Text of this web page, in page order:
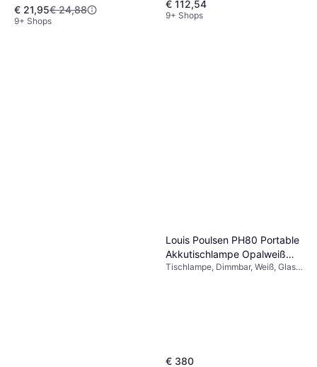
€ 21,95€ 24,88
9+ Shops
Ein-/Ausschalter, LED-
Beleuchtung, Schwarz, Metall, IP-
€ 112,54
9+ Shops
Louis Poulsen PH80 Portable
Akkutischlampe Opalweiß
IP44 Tischlampe
Tischlampe, Dimmbar, Weiß, Glas,
€ 380